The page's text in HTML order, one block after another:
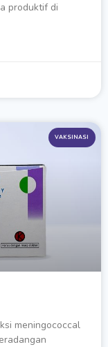
produktif di
VAKSINASI
meningococcal